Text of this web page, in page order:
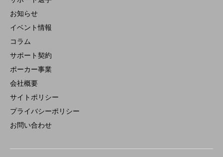
お知らせ
イベント情報
コラム
サポート契約
ポーカー事業
会社概要
サイトポリシー
プライバシーポリシー
お問い合わせ